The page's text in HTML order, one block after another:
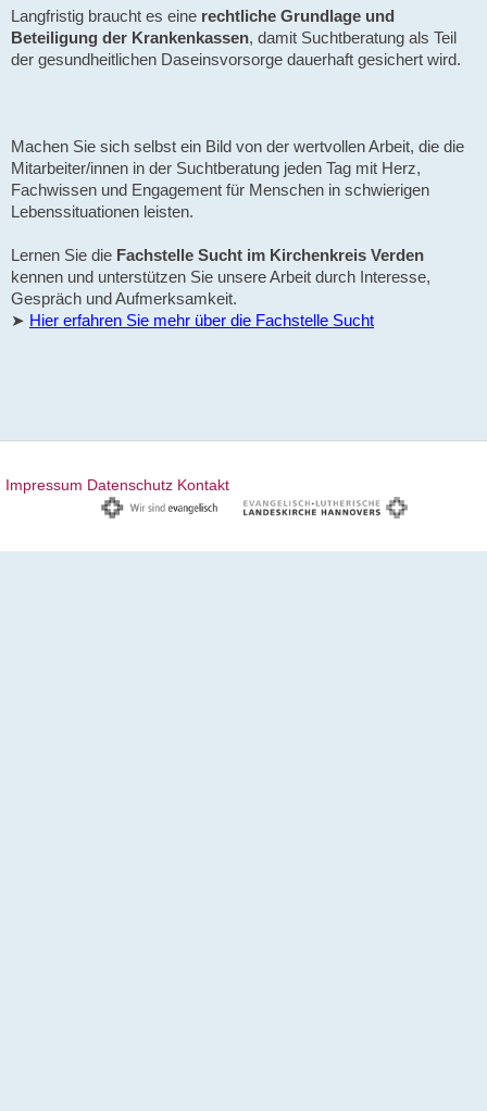
Langfristig braucht es eine rechtliche Grundlage und
Beteiligung der Krankenkassen, damit Suchtberatung als Teil
der gesundheitlichen Daseinsvorsorge dauerhaft gesichert wird.
Machen Sie sich selbst ein Bild von der wertvollen Arbeit, die die
Mitarbeiter/innen in der Suchtberatung jeden Tag mit Herz,
Fachwissen und Engagement für Menschen in schwierigen
Lebenssituationen leisten.
Lernen Sie die Fachstelle Sucht im Kirchenkreis Verden
kennen und unterstützen Sie unsere Arbeit durch Interesse,
Gespräch und Aufmerksamkeit.
➤ Hier erfahren Sie mehr über die Fachstelle Sucht
Impressum Datenschutz Kontakt